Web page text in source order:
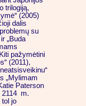
trilogiją,
(2005)
dalis
su
„Buda
pažymėtini
(2011),
„Mylimam
Paterson
2114 m.
tol jo